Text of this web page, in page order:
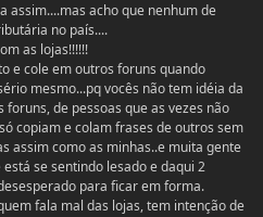
assim....mas acho que nenhum de
no país....
as lojas!!!!!!
e cole em outros foruns quando
mesmo...pq vocês não tem idéia da
de pessoas que as vezes não
copiam e colam frases de outros sem
assim como as minhas..e muita gente
se sentindo lesado e daqui 2
para ficar em forma.
fala mal das lojas, tem intenção de